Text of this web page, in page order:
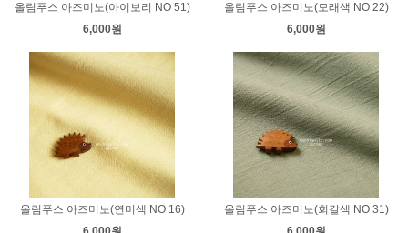
올림푸스 아즈미노(아이보리 NO 51)
6,000원
올림푸스 아즈미노(모래색 NO 22)
6,000원
올림푸스 아즈미노(연미색 NO 16)
올림푸스 아즈미노(회갈색 NO 31)